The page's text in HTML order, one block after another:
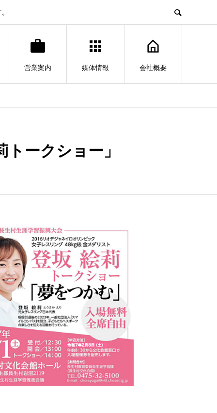
営業案内 媒体情報 会社概要
ークショー」